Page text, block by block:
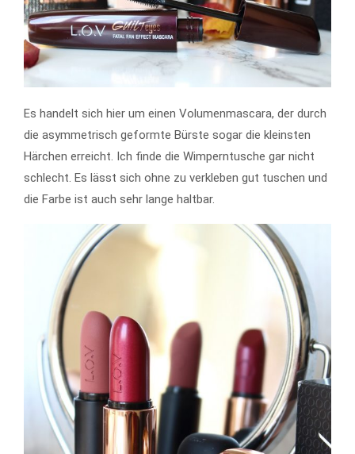
Es handelt sich hier um einen Volumenmascara, der durch
die asymmetrisch geformte Bürste sogar die kleinsten
Härchen erreicht. Ich finde die Wimperntusche gar nicht
schlecht. Es lässt sich ohne zu verkleben gut tuschen und
die Farbe ist auch sehr lange haltbar.